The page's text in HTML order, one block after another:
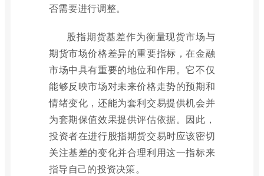
否需要进行调整。
股指期货基差作为衡量现货市场与
期货市场价格差异的重要指标，在金融
市场中具有重要的地位和作用。它不仅
能够反映市场对未来价格走势的预期和
情绪变化，还能为套利交易提供机会并
为套期保值效果提供评估依据。因此，
投资者在进行股指期货交易时应该密切
关注基差的变化并合理利用这一指标来
指导自己的投资决策。